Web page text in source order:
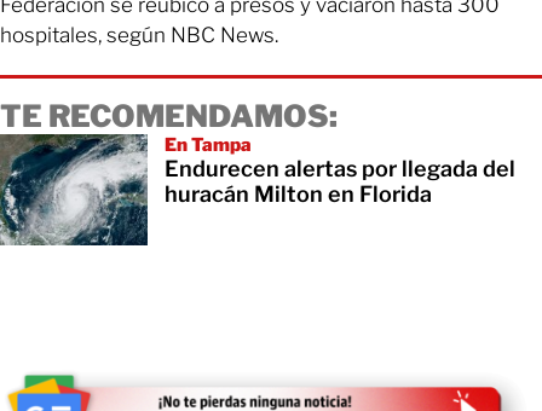
Federación se reubicó a presos y vaciaron hasta 300
hospitales, según NBC News.
TE RECOMENDAMOS:
En Tampa
Endurecen alertas por llegada del
huracán Milton en Florida